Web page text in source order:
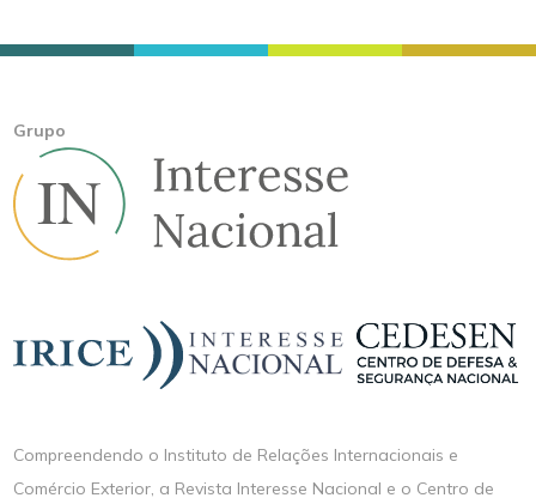
Grupo
Compreendendo o Instituto de Relações Internacionais e
Comércio Exterior, a Revista Interesse Nacional e o Centro de